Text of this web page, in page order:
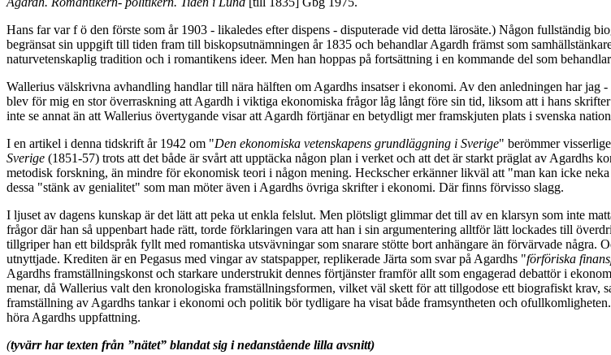
Hans far var f ö den förste som år 1903 - likaledes efter dispens - disputerade vid detta lärosäte.) Någon fullständig
begränsat sin uppgift till tiden fram till biskopsutnämningen år 1835 och behandlar Agardh främst som
naturvetenskaplig tradition och i romantikens ideer. Men han hoppas på fortsättning i en kommande del som
Wallerius välskrivna avhandling handlar till nära hälften om Agardhs insatser i ekonomi. Av den anledningen har jag
blev för mig en stor överraskning att Agardh i viktiga ekonomiska frågor låg långt före sin tid, liksom att i hans
inte se annat än att Wallerius övertygande visar att Agardh förtjänar en betydligt mer framskjuten plats i svenska
I en artikel i denna tidskrift år 1942 om "Den ekonomiska vetenskapens grundläggning i Sverige" berömmer
Sverige (1851-57) trots att det både är svårt att upptäcka någon plan i verket och att det är starkt präglat av Agardhs
metodisk forskning, än mindre för ekonomisk teori i någon mening. Heckscher erkänner likväl att "man kan icke
dessa "stänk av genialitet" som man möter även i Agardhs övriga skrifter i ekonomi. Där finns förvisso slagg.
I ljuset av dagens kunskap är det lätt att peka ut enkla felslut. Men plötsligt glimmar det till av en klarsyn som inte
frågor där han så uppenbart hade rätt, torde förklaringen vara att han i sin argumentering alltför lätt lockades till
tillgriper han ett bildspråk fyllt med romantiska utsvävningar som snarare stötte bort anhängare än förvärvade några.
utnyttjade. Krediten är en Pegasus med vingar av statspapper, replikerade Järta som svar på Agardhs "förföriska
Agardhs framställningskonst och starkare understrukit dennes förtjänster framför allt som engagerad debattör i
menar, då Wallerius valt den kronologiska framställningsformen, vilket väl skett för att tillgodose ett biografiskt krav,
framställning av Agardhs tankar i ekonomi och politik bör tydligare ha visat både framsyntheten och
höra Agardhs uppfattning.
(tyvärr har texten från ”nätet” blandat sig i nedanstående lilla avsnitt)